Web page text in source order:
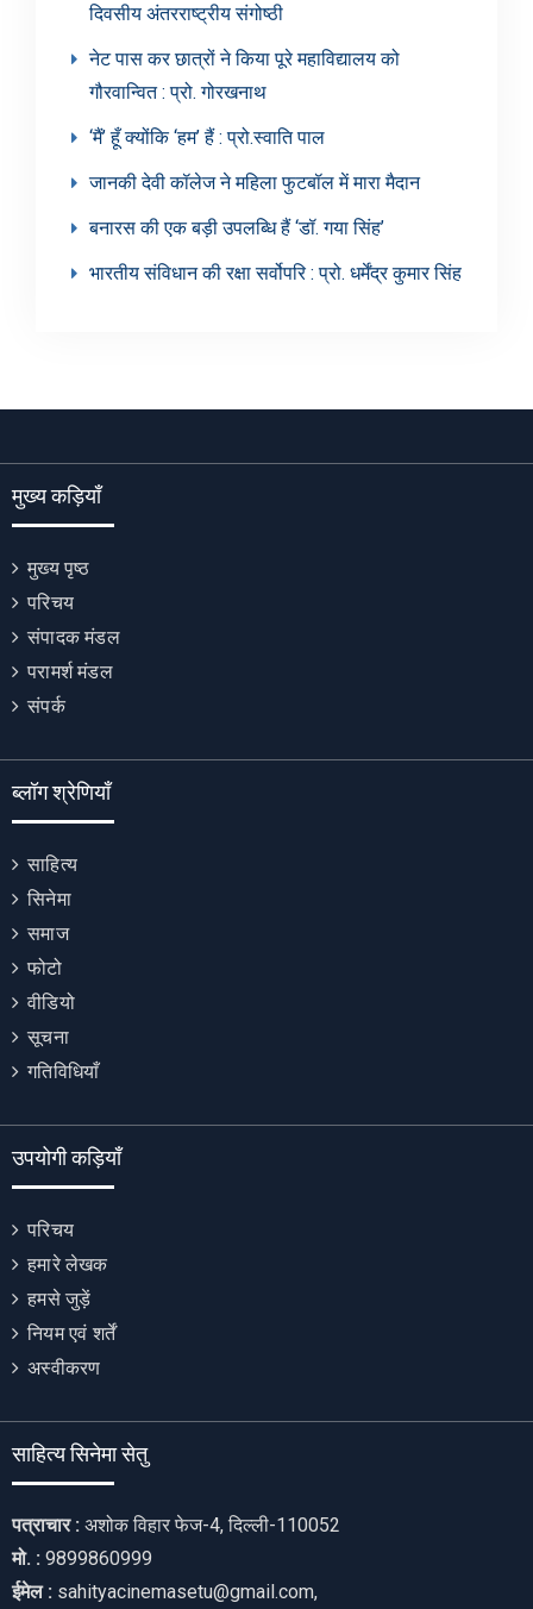
दिवसीय अंतरराष्ट्रीय संगोष्ठी
नेट पास कर छात्रों ने किया पूरे महाविद्यालय को
गौरवान्वित : प्रो. गोरखनाथ
‘मैं’ हूँ क्योंकि ‘हम’ हैं : प्रो.स्वाति पाल
जानकी देवी कॉलेज ने महिला फुटबॉल में मारा मैदान
बनारस की एक बड़ी उपलब्धि हैं ‘डॉ. गया सिंह’
भारतीय संविधान की रक्षा सर्वोपरि : प्रो. धर्मेंद्र कुमार सिंह
मुख्य कड़ियाँ
मुख्य पृष्ठ
परिचय
संपादक मंडल
परामर्श मंडल
संपर्क
ब्लॉग श्रेणियाँ
साहित्य
सिनेमा
समाज
फोटो
वीडियो
सूचना
गतिविधियाँ
उपयोगी कड़ियाँ
परिचय
हमारे लेखक
हमसे जुड़ें
नियम एवं शर्तें
अस्वीकरण
साहित्य सिनेमा सेतु
पत्राचार : अशोक विहार फेज-4, दिल्ली-110052
मो. : 9899860999
ईमेल : sahityacinemasetu@gmail.com,